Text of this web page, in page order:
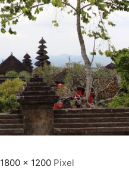
1800 × 1200 Pixel